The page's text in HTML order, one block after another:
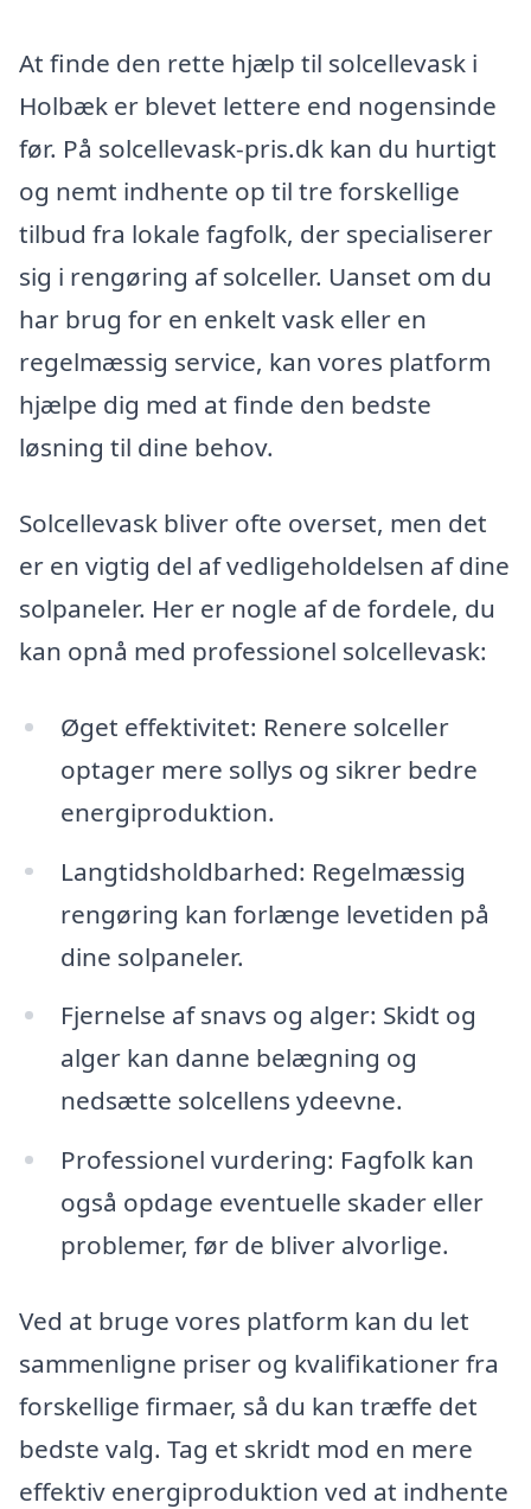
At finde den rette hjælp til solcellevask i
Holbæk er blevet lettere end nogensinde
før. På solcellevask-pris.dk kan du hurtigt
og nemt indhente op til tre forskellige
tilbud fra lokale fagfolk, der specialiserer
sig i rengøring af solceller. Uanset om du
har brug for en enkelt vask eller en
regelmæssig service, kan vores platform
hjælpe dig med at finde den bedste
løsning til dine behov.
Solcellevask bliver ofte overset, men det
er en vigtig del af vedligeholdelsen af dine
solpaneler. Her er nogle af de fordele, du
kan opnå med professionel solcellevask:
Øget effektivitet: Renere solceller
optager mere sollys og sikrer bedre
energiproduktion.
Langtidsholdbarhed: Regelmæssig
rengøring kan forlænge levetiden på
dine solpaneler.
Fjernelse af snavs og alger: Skidt og
alger kan danne belægning og
nedsætte solcellens ydeevne.
Professionel vurdering: Fagfolk kan
også opdage eventuelle skader eller
problemer, før de bliver alvorlige.
Ved at bruge vores platform kan du let
sammenligne priser og kvalifikationer fra
forskellige firmaer, så du kan træffe det
bedste valg. Tag et skridt mod en mere
effektiv energiproduktion ved at indhente